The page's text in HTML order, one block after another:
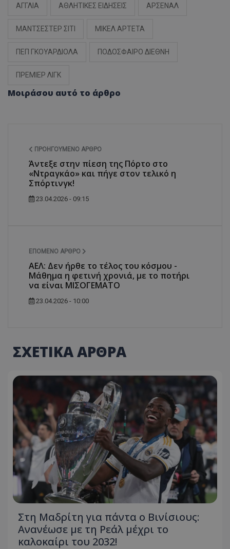
ΑΓΓΛΙΑ ΑΘΛΗΤΙΚΕΣ ΕΙΔΗΣΕΙΣ ΑΡΣΕΝΑΛ
ΜΑΝΤΣΕΣΤΕΡ ΣΙΤΙ ΜΙΚΕΛ ΑΡΤΕΤΑ
ΠΕΠ ΓΚΟΥΑΡΔΙΟΛΑ ΠΟΔΟΣΦΑΙΡΟ ΔΙΕΘΝΗ
ΠΡΕΜΙΕΡ ΛΙΓΚ
Μοιράσου αυτό το άρθρο
ΠΡΟΗΓΟΎΜΕΝΟ ΆΡΘΡΟ
Άντεξε στην πίεση της Πόρτο στο
«Ντραγκάο» και πήγε στον τελικό η
Σπόρτινγκ!
23.04.2026 - 09:15
ΕΠΌΜΕΝΟ ΆΡΘΡΟ
ΑΕΛ: Δεν ήρθε το τέλος του κόσμου -
Μάθημα η φετινή χρονιά, με το ποτήρι
να είναι ΜΙΣΟΓΕΜΑΤΟ
23.04.2026 - 10:00
ΣΧΕΤΙΚΑ ΑΡΘΡΑ
Στη Μαδρίτη για πάντα ο Βινίσιους:
Ανανέωσε με τη Ρεάλ μέχρι το
καλοκαίρι του 2032!